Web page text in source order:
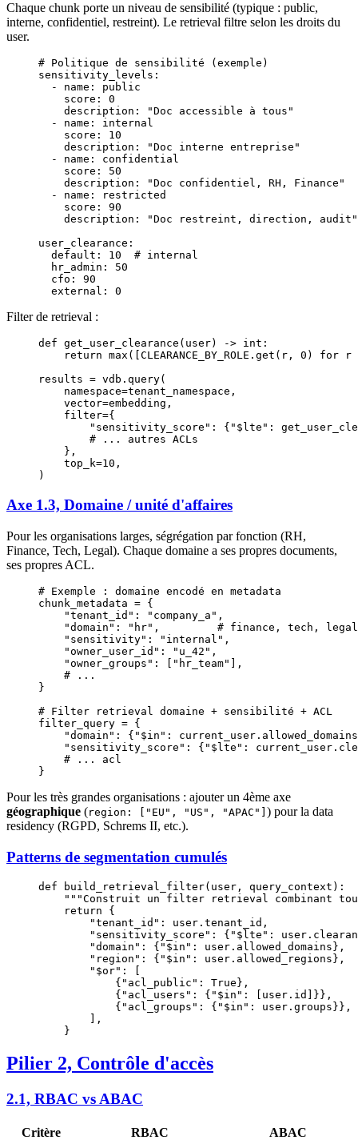
Chaque chunk porte un niveau de sensibilité (typique : public,
interne, confidentiel, restreint). Le retrieval filtre selon les droits du
user.
# Politique de sensibilité (exemple)
sensitivity_levels :
  -
name : public
    score
: 0
    description
:
"Doc accessible à tous"
  -
name : internal
    score
: 10
    description
:
"Doc interne entreprise"
  -
name : confidential
    score
: 50
    description
:
"Doc confidentiel, RH, Finance"
  -
name :
restricted
    score
: 90
    description
:
"Doc restreint, direction, audit"
user_clearance :
  default
: 10
  # internal
  hr_admin
: 50
  cfo
: 90
  external
: 0
Filter de retrieval :
def get_user_clearance (user) -> int :
    return
max ([ CLEARANCE_BY_ROLE .get(r, 0 ) for r
results = vdb.query(
    namespace
=tenant_namespace,
    vector
=embedding,
    filter
={
        "sensitivity_score"
: { "$lte" :
        # ... autres ACLs
    },
    top_k
=10 ,
)
Axe 1.3, Domaine / unité d'affaires
Pour les organisations larges, ségrégation par fonction (RH,
Finance, Tech, Legal). Chaque domaine a ses propres documents,
ses propres ACL.
# Exemple : domaine encodé en metadata
chunk_metadata = {
    "tenant_id"
: "company_a" ,
    "domain"
: "hr" , # finance, tech,
    "sensitivity"
: "internal" ,
    "owner_user_id"
: "u_42" ,
    "owner_groups"
: [ "hr_team"
],
    # ...
}
# Filter retrieval domaine + sensibilité + ACL
filter_query = {
    "domain"
: { "$in" :
    "sensitivity_score"
: { "$lte" :
    # ... acl
}
Pour les très grandes organisations : ajouter un 4ème axe
géographique (region: ["EU", "US", "APAC"] ) pour la data
residency (RGPD, Schrems II, etc.).
Patterns de segmentation cumulés
def build_retrieval_filter(user, query_context):
"""Construit un filter retrieval combinant
    return
{
        "tenant_id"
:
        "sensitivity_score"
: { "$lte" :
        "domain"
: { "$in" :
        "region"
: { "$in" :
        "$or"
:
            {
"acl_public" : True },
            {
"acl_users" : { "$in" : [user.id]}},
            {
"acl_groups" : { "$in" : user.groups}},
        ],
    }
Pilier 2, Contrôle d'accès
2.1, RBAC vs ABAC
Critère RBAC
ABAC